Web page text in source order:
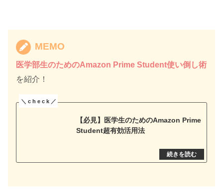
MEMO
医学部生のためのAmazon Prime Student使い倒し術
を紹介！
【必見】医学生のためのAmazon Prime
Student超有効活用法